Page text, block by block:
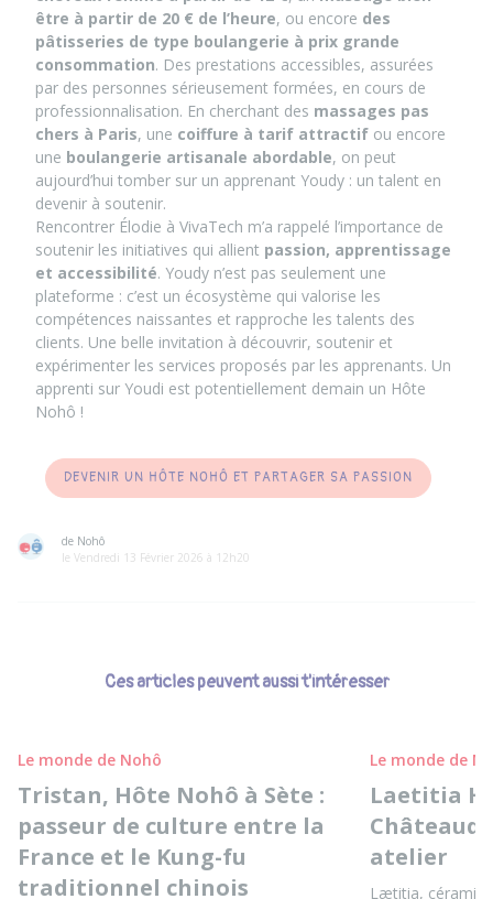
être à partir de 20 € de l’heure, ou encore des
pâtisseries de type boulangerie à prix grande
consommation. Des prestations accessibles, assurées
par des personnes sérieusement formées, en cours de
professionnalisation. En cherchant des massages pas
chers à Paris, une coiffure à tarif attractif ou encore
une boulangerie artisanale abordable, on peut
aujourd’hui tomber sur un apprenant Youdy : un talent en
devenir à soutenir.
Rencontrer Élodie à VivaTech m’a rappelé l’importance de
soutenir les initiatives qui allient passion, apprentissage
et accessibilité. Youdy n’est pas seulement une
plateforme : c’est un écosystème qui valorise les
compétences naissantes et rapproche les talents des
clients. Une belle invitation à découvrir, soutenir et
expérimenter les services proposés par les apprenants. Un
apprenti sur Youdi est potentiellement demain un Hôte
Nohô !
DEVENIR UN HÔTE NOHÔ ET PARTAGER SA PASSION
de Nohô
le Vendredi 13 Février 2026 à 12h20
Ces articles peuvent aussi t'intéresser
Le monde de Nohô
Tristan, Hôte Nohô à Sète :
passeur de culture entre la
France et le Kung-fu
traditionnel chinois
Le monde de
Laetitia
atelier
Lætitia,